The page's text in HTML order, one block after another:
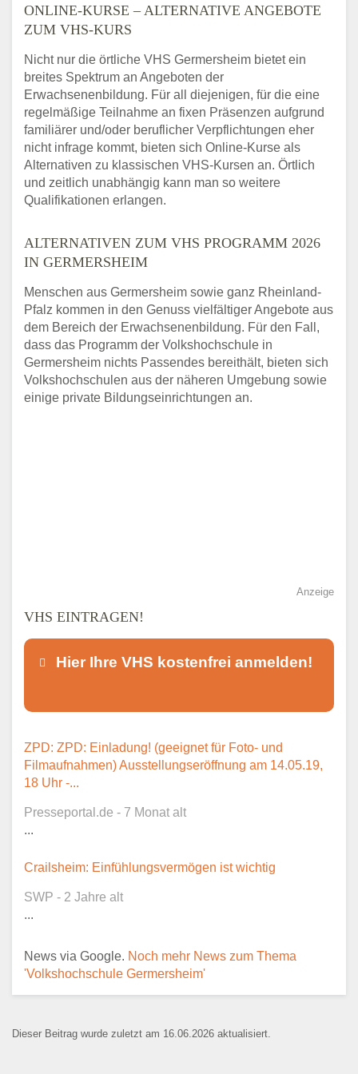
ONLINE-KURSE – ALTERNATIVE ANGEBOTE
ZUM VHS-KURS
Nicht nur die örtliche VHS Germersheim bietet ein
breites Spektrum an Angeboten der
Erwachsenenbildung. Für all diejenigen, für die eine
regelmäßige Teilnahme an fixen Präsenzen aufgrund
familiärer und/oder beruflicher Verpflichtungen eher
nicht infrage kommt, bieten sich Online-Kurse als
Alternativen zu klassischen VHS-Kursen an. Örtlich
und zeitlich unabhängig kann man so weitere
Qualifikationen erlangen.
ALTERNATIVEN ZUM VHS PROGRAMM 2026
IN GERMERSHEIM
Menschen aus Germersheim sowie ganz Rheinland-
Pfalz kommen in den Genuss vielfältiger Angebote aus
dem Bereich der Erwachsenenbildung. Für den Fall,
dass das Programm der Volkshochschule in
Germersheim nichts Passendes bereithält, bieten sich
Volkshochschulen aus der näheren Umgebung sowie
einige private Bildungseinrichtungen an.
Anzeige
VHS EINTRAGEN!
Hier Ihre VHS kostenfrei anmelden!
Dieser Teil dient lediglich zur
Kontaktaufnahme und ist nicht
Ansprechpartner*
ZPD: ZPD: Einladung! (geeignet für Foto- und
Filmaufnahmen) Ausstellungseröffnung am 14.05.19,
18 Uhr -...
Presseportal.de - 7 Monat alt
...
Crailsheim: Einfühlungsvermögen ist wichtig
SWP - 2 Jahre alt
...
News via Google. Noch mehr News zum Thema
'Volkshochschule Germersheim'
Dieser Beitrag wurde zuletzt am 16.06.2026 aktualisiert.